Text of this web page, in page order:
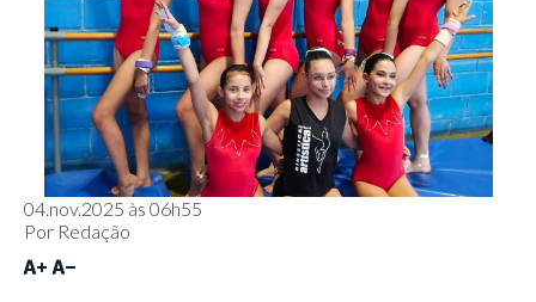
04.nov.2025 às 06h55
Por Redação